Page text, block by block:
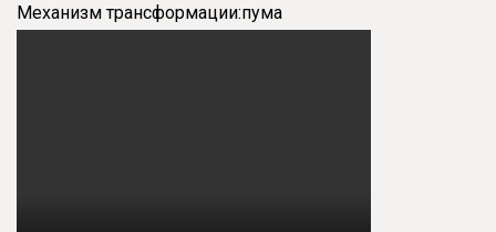
Механизм трансформации:пума